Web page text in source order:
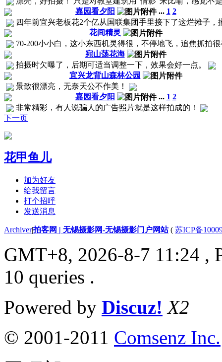
嘉园看夕阳
... 1 2
四年前宜兴老板花2个亿从国联集团手里接下了这烂摊子
花间精灵
70-200小小白，这小东西机灵得很，不停地飞，追焦抓拍
宛山荡花海
拍摄时欠曝了，后期可适当调整一下，效果会好一点。
宜兴龙背山森林公园
景致很漂亮，无奈天公不作美！
嘉园看夕阳
... 1 2
非常精彩，有人说骗人的广告照片就是这样拍成的！
下一页
花甲鱼儿
加为好友
给我留言
打个招呼
发送消息
Archiver|拍客网 | 无锡摄影网-无锡摄影门户网站( 苏ICP备
GMT+8, 2026-8-7 11:24 ,
10 queries .
Powered by Discuz! X2
© 2001-2011 Comsenz Inc.